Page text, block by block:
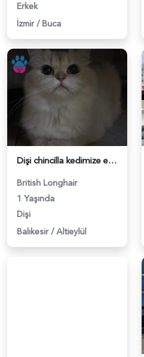
Erkek
İzmir / Buca
Dişi chincilla kedimize eş arıyoruz - 118984482
British Longhair
1 Yaşında
Dişi
Balıkesir / Altieylül